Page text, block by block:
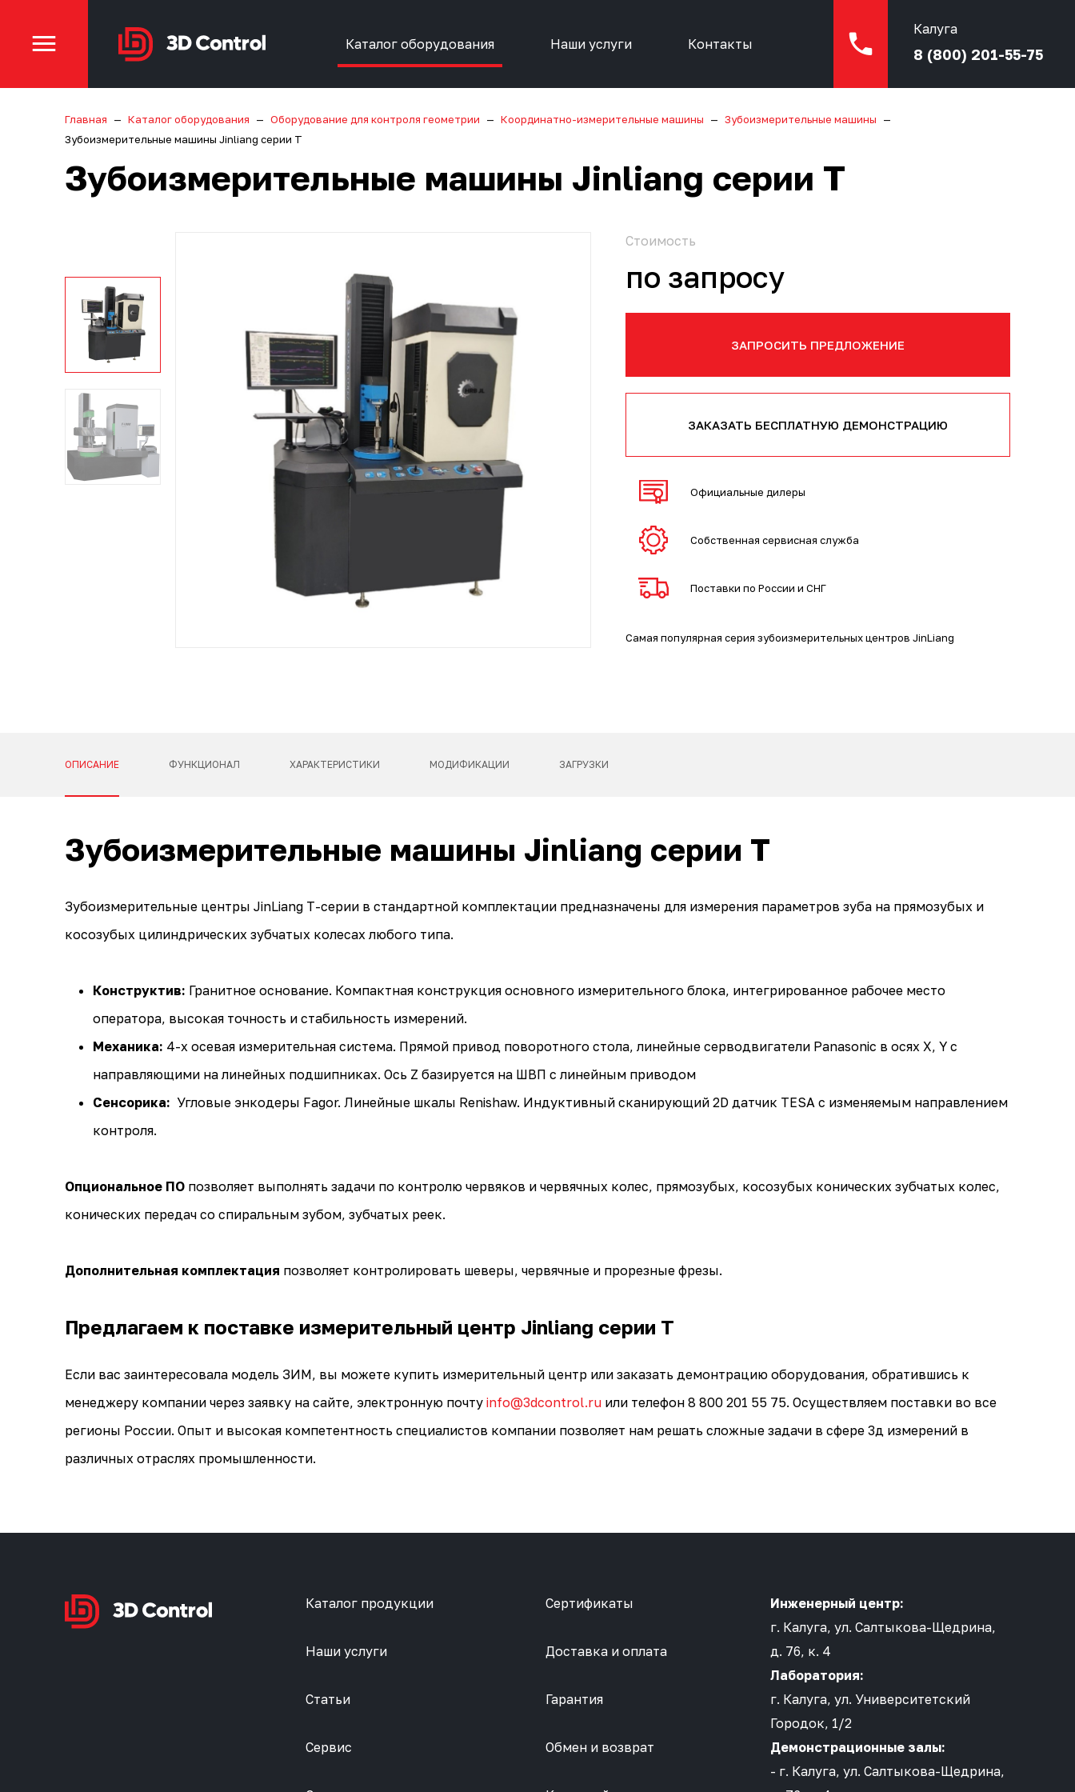
Каталог оборудования Наши услуги Контакты
Калуга
8 (800) 201-55-75
Главная Каталог оборудования Оборудование для контроля геометрии Координатно-измерительные машины
Зубоизмерительные машины
Зубоизмерительные машины Jinliang серии T
Зубоизмерительные машины Jinliang серии T
Стоимость
по запросу
ЗАПРОСИТЬ ПРЕДЛОЖЕНИЕ
ЗАКАЗАТЬ БЕСПЛАТНУЮ ДЕМОНСТРАЦИЮ
Официальные дилеры
Собственная сервисная служба
Поставки по России и СНГ
Самая популярная серия зубоизмерительных центров JinLiang
ОПИСАНИЕ ФУНКЦИОНАЛ ХАРАКТЕРИСТИКИ МОДИФИКАЦИИ ЗАГРУЗКИ
Зубоизмерительные машины Jinliang серии T
Зубоизмерительные центры JinLiang T-серии в стандартной комплектации предназначены для измерения параметров зуба на прямозубых и
косозубых цилиндрических зубчатых колесах любого типа.
Конструктив: Гранитное основание. Компактная конструкция основного измерительного блока, интегрированное рабочее место
оператора, высокая точность и стабильность измерений.
Механика: 4-х осевая измерительная система. Прямой привод поворотного стола, линейные серводвигатели Panasonic в осях X, Y с
направляющими на линейных подшипниках. Ось Z базируется на ШВП с линейным приводом
Сенсорика: Угловые энкодеры Fagor. Линейные шкалы Renishaw. Индуктивный сканирующий 2D датчик TESA с изменяемым направлением
контроля.
Опциональное ПО позволяет выполнять задачи по контролю червяков и червячных колес, прямозубых, косозубых конических зубчатых колес,
конических передач со спиральным зубом, зубчатых реек.
Дополнительная комплектация позволяет контролировать шеверы, червячные и прорезные фрезы.
Предлагаем к поставке измерительный центр Jinliang серии T
Если вас заинтересовала модель ЗИМ, вы можете купить измерительный центр или заказать демонтрацию оборудования, обратившись к
менеджеру компании через заявку на сайте, электронную почту info@3dcontrol.ru или телефон 8 800 201 55 75. Осуществляем поставки во все
регионы России. Опыт и высокая компетентность специалистов компании позволяет нам решать сложные задачи в сфере 3д измерений в
различных отраслях промышленности.
Каталог продукции
Наши услуги
Статьи
Сервис
Сертификаты
Доставка и оплата
Гарантия
Обмен и возврат
Инженерный центр:
г. Калуга, ул. Салтыкова-Щедрина,
д. 76, к. 4
Лаборатория:
г. Калуга, ул. Университетский
Городок, 1/2
Демонстрационные залы:
- г. Калуга, ул. Салтыкова-Щедрина,